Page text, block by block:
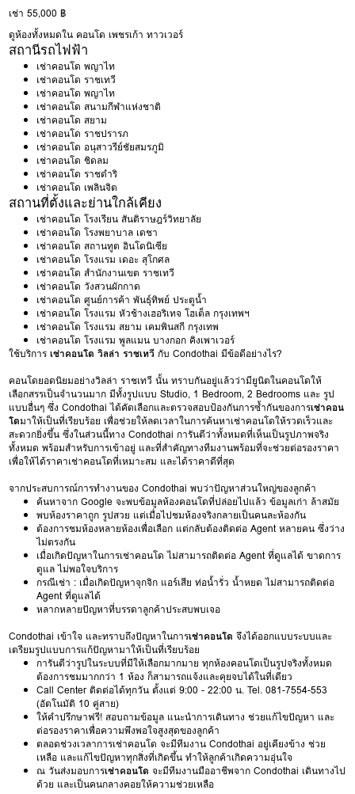
เช่า 55,000 ฿
ดูห้องทั้งหมดใน คอนโด เพชรเก้า ทาวเวอร์
สถานีรถไฟฟ้า
เช่าคอนโด พญาไท
เช่าคอนโด ราชเทวี
เช่าคอนโด พญาไท
เช่าคอนโด สนามกีฬาแห่งชาติ
เช่าคอนโด สยาม
เช่าคอนโด ราชปรารภ
เช่าคอนโด อนุสาวรีย์ชัยสมรภูมิ
เช่าคอนโด ชิดลม
เช่าคอนโด ราชดำริ
เช่าคอนโด เพลินจิต
สถานที่ตั้งและย่านใกล้เคียง
เช่าคอนโด โรงเรียน สันติราษฎร์วิทยาลัย
เช่าคอนโด โรงพยาบาล เดชา
เช่าคอนโด สถานทูต อินโดนิเซีย
เช่าคอนโด โรงแรม เดอะ สุโกศล
เช่าคอนโด สำนักงานเขต ราชเทวี
เช่าคอนโด วังสวนผักกาด
เช่าคอนโด ศูนย์การค้า พันธุ์ทิพย์ ประตูน้ำ
เช่าคอนโด โรงแรม หัวช้างเฮอริเทจ โฮเต็ล กรุงเทพฯ
เช่าคอนโด โรงแรม สยาม เคมพินสกี กรุงเทพ
เช่าคอนโด โรงแรม พูลแมน บางกอก คิงเพาเวอร์
ใช้บริการเช่าคอนโด วิลล่า ราชเทวี กับ Condothai มีข้อดีอย่างไร?
คอนโดยอดนิยมอย่างวิลล่า ราชเทวี นั้น ทราบกันอยู่แล้วว่ามียูนิตในคอนโดให้
เลือกสรรเป็นจำนวนมาก มีทั้งรูปแบบ Studio, 1 Bedroom, 2 Bedrooms และ รูป
แบบอื่นๆ ซึ่ง Condothai ได้คัดเลือกและตรวจสอบป้องกันการซ้ำกันของการเช่าคอน
โดมาให้เป็นที่เรียบร้อย เพื่อช่วยให้ลดเวลาในการค้นหาเช่าคอนโดให้รวดเร็วและ
สะดวกยิ่งขึ้น ซึ่งในส่วนนี้ทาง Condothai การันตีว่าทั้งหมดที่เห็นเป็นรูปภาพจริง
ทั้งหมด พร้อมสำหรับการเข้าอยู่ และที่สำคัญทางทีมงานพร้อมที่จะช่วยต่อรองราคา
เพื่อให้ได้ราคาเช่าคอนโดที่เหมาะสม และได้ราคาดีที่สุด
จากประสบการณ์การทำงานของ Condothai พบว่าปัญหาส่วนใหญ่ของลูกค้า
ค้นหาจาก Google จะพบข้อมูลห้องคอนโดที่ปล่อยไปแล้ว ข้อมูลเก่า ล้าสมัย
พบห้องราคาถูก รูปสวย แต่เมื่อไปชมห้องจริงกลายเป็นคนละห้องกัน
ต้องการชมห้องหลายห้องเพื่อเลือก แต่กลับต้องติดต่อ Agent หลายคน ซึ่งว่าง
ไม่ตรงกัน
เมื่อเกิดปัญหาในการเช่าคอนโด ไม่สามารถติดต่อ Agent ที่ดูแลได้ ขาดการ
ดูแล ไม่พอใจบริการ
กรณีเช่า : เมื่อเกิดปัญหาจุกจิก แอร์เสีย ท่อน้ำรั่ว น้ำหยด ไม่สามารถติดต่อ
Agent ที่ดูแลได้
หลากหลายปัญหาที่บรรดาลูกค้าประสบพบเจอ
Condothai เข้าใจ และทราบถึงปัญหาในการเช่าคอนโด จึงได้ออกแบบระบบและ
เตรียมรูปแบบการแก้ปัญหามาให้เป็นที่เรียบร้อย
การันตีว่ารูปในระบบที่มีให้เลือกมากมาย ทุกห้องคอนโดเป็นรูปจริงทั้งหมด
ต้องการชมมากกว่า 1 ห้อง ก็สามารถแจ้งและคุยจบได้ในที่เดียว
Call Center ติดต่อได้ทุกวัน ตั้งแต่ 9:00 - 22:00 น. Tel. 081-7554-553
(อัตโนมัติ 10 คู่สาย)
ให้คำปรึกษาฟรี! สอบถามข้อมูล แนะนำการเดินทาง ช่วยแก้ไขปัญหา และ
ต่อรองราคาเพื่อความพึงพอใจสูงสุดของลูกค้า
ตลอดช่วงเวลาการเช่าคอนโด จะมีทีมงาน Condothai อยู่เคียงข้าง ช่วย
เหลือ และแก้ไขปัญหาทุกสิ่งที่เกิดขึ้น ทำให้ลูกค้าเกิดความอุ่นใจ
ณ วันส่งมอบการเช่าคอนโด จะมีทีมงานมืออาชีพจาก Condothai เดินทางไป
ด้วย และเป็นคนกลางคอยให้ความช่วยเหลือ